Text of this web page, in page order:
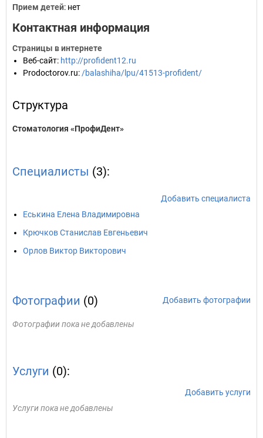
Прием детей: нет
Контактная информация
Страницы в интернете
Веб-сайт: http://profident12.ru
Prodoctorov.ru: /balashiha/lpu/41513-profident/
Структура
Стоматология «ПрофиДент»
Специалисты (3):
Добавить специалиста
Еськина Елена Владимировна
Крючков Станислав Евгеньевич
Орлов Виктор Викторович
Фотографии (0) Добавить фотографии
Фотографии пока не добавлены
Услуги (0):
Добавить услуги
Услуги пока не добавлены